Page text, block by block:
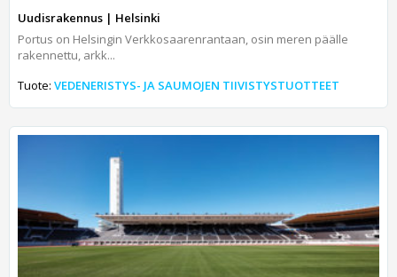
Uudisrakennus | Helsinki
Portus on Helsingin Verkkosaarenrantaan, osin meren päälle
rakennettu, arkk...
Tuote: VEDENERISTYS- JA SAUMOJEN TIIVISTYSTUOTTEET